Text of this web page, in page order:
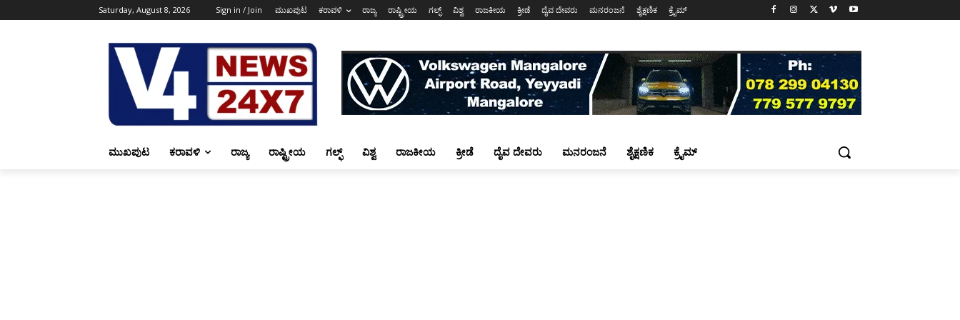
Saturday, August 8, 2026 Sign in / Join ಮುಖಪುಟ ಕರಾವಳಿ ರಾಜ್ಯ ರಾಷ್ಟ್ರೀಯ ಗಲ್ಫ್ ವಿಶ್ವ ರಾಜಕೀಯ ಕ್ರೀಡೆ ದೈವ ದೇವರು ಮನರಂಜನೆ ಶೈಕ್ಷಣಿಕ ಕ್ರೈಮ್
ಮುಖಪುಟ ಕರಾವಳಿ ರಾಜ್ಯ ರಾಷ್ಟ್ರೀಯ ಗಲ್ಫ್ ವಿಶ್ವ ರಾಜಕೀಯ ಕ್ರೀಡೆ ದೈವ ದೇವರು ಮನರಂಜನೆ ಶೈಕ್ಷಣಿಕ ಕ್ರೈಮ್